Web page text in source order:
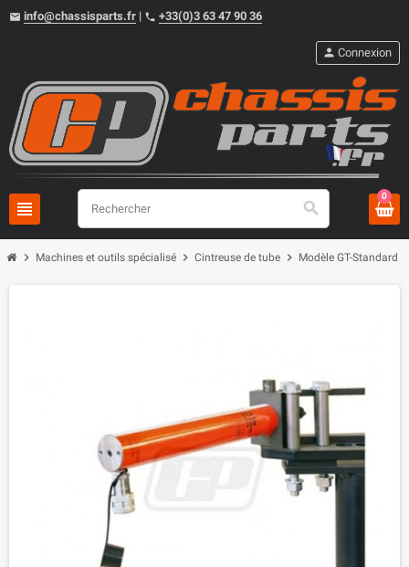
email info@chassisparts.fr | phone +33(0)3 63 47 90 36
view_headline search
person Connexion
0
chevron_right Machines et outils spécialisé chevron_right Cintreuse de tube chevron_right Modèle GT-Standard